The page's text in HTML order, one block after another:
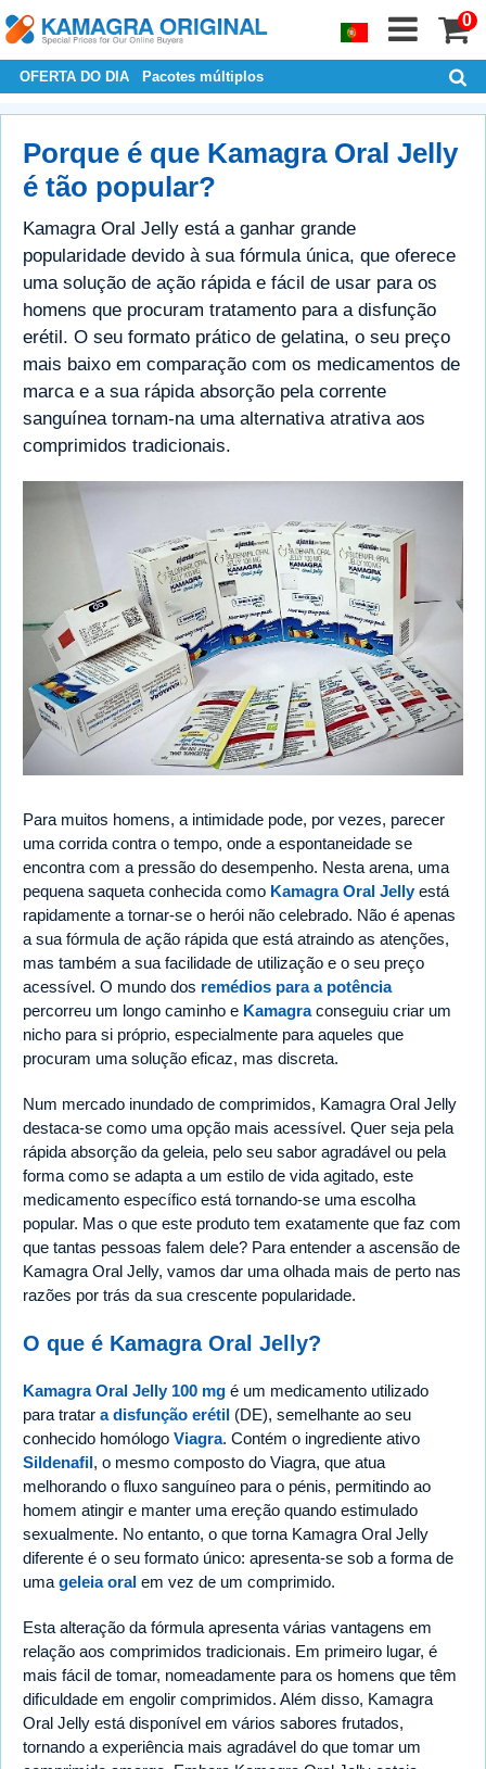
0
OFERTA DO DIA Pacotes múltiplos
Porque é que Kamagra Oral Jelly
é tão popular?
Kamagra Oral Jelly está a ganhar grande
popularidade devido à sua fórmula única, que oferece
uma solução de ação rápida e fácil de usar para os
homens que procuram tratamento para a disfunção
erétil. O seu formato prático de gelatina, o seu preço
mais baixo em comparação com os medicamentos de
marca e a sua rápida absorção pela corrente
sanguínea tornam-na uma alternativa atrativa aos
comprimidos tradicionais.
Para muitos homens, a intimidade pode, por vezes, parecer
uma corrida contra o tempo, onde a espontaneidade se
encontra com a pressão do desempenho. Nesta arena, uma
pequena saqueta conhecida como Kamagra Oral Jellyestá
rapidamente a tornar-se o herói não celebrado. Não é apenas
a sua fórmula de ação rápida que está atraindo as atenções,
mas também a sua facilidade de utilização e o seu preço
acessível. O mundo dos remédios para a potência
percorreu um longo caminho e Kamagraconseguiu criar um
nicho para si próprio, especialmente para aqueles que
procuram uma solução eficaz, mas discreta.
Num mercado inundado de comprimidos, Kamagra Oral Jelly
destaca-se como uma opção mais acessível. Quer seja pela
rápida absorção da geleia, pelo seu sabor agradável ou pela
forma como se adapta a um estilo de vida agitado, este
medicamento específico está tornando-se uma escolha
popular. Mas o que este produto tem exatamente que faz com
que tantas pessoas falem dele? Para entender a ascensão de
Kamagra Oral Jelly, vamos dar uma olhada mais de perto nas
razões por trás da sua crescente popularidade.
O que é Kamagra Oral Jelly?
Kamagra Oral Jelly 100 mg é um medicamento utilizado
para tratar a disfunção erétil (DE), semelhante ao seu
conhecido homólogo Viagra. Contém o ingrediente ativo
Sildenafil, o mesmo composto do Viagra, que atua
melhorando o fluxo sanguíneo para o pénis, permitindo ao
homem atingir e manter uma ereção quando estimulado
sexualmente. No entanto, o que torna Kamagra Oral Jelly
diferente é o seu formato único: apresenta-se sob a forma de
uma geleia oral em vez de um comprimido.
Esta alteração da fórmula apresenta várias vantagens em
relação aos comprimidos tradicionais. Em primeiro lugar, é
mais fácil de tomar, nomeadamente para os homens que têm
dificuldade em engolir comprimidos. Além disso, Kamagra
Oral Jelly está disponível em vários sabores frutados,
tornando a experiência mais agradável do que tomar um